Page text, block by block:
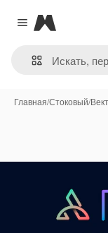
Close menu
Magnific
Главная/Стоковый/